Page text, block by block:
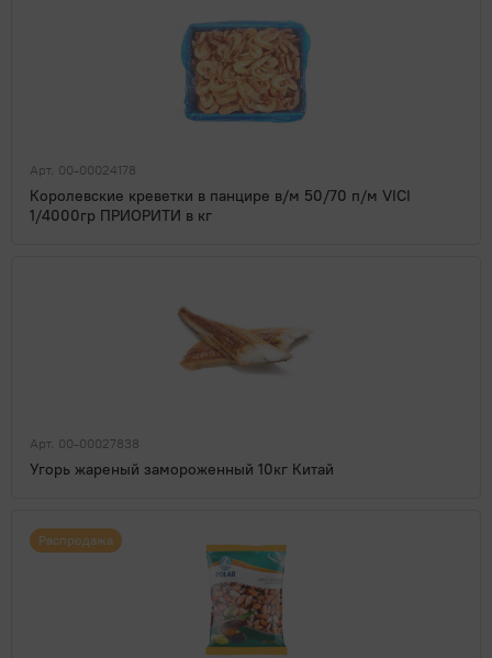
Арт. 00-00024178
Королевские креветки в панцире в/м 50/70 п/м VICI
1/4000гр ПРИОРИТИ в кг
Арт. 00-00027838
Угорь жареный замороженный 10кг Китай
Распродажа